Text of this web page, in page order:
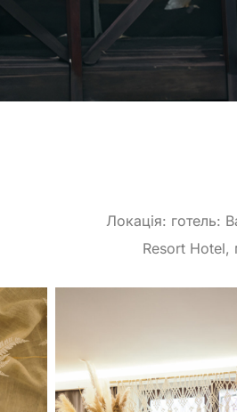
Локація: готель:
Resort Hotel,